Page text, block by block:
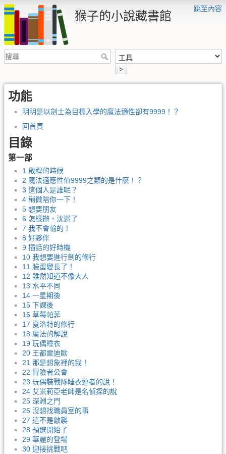
跳至內容
猴子的小說藏書館
>
功能
明明是以劍士為目標入學的魔法適性卻有9999！？
回首頁
目錄
第一部
1 啟程的時候
2 魔法適應性值9999之類的是什麼！？
3 這個人是誰呢？
4 稍微陪你一下！
5 想要朋友
6 怎樣辦，沈迷了
7 我不會輸的！
8 好夥伴
9 插話的好時機
10 我想要進行劍的修行
11 臉蛋變長了！
12 雖然知道不像大人
13 水平不同
14 一星期後
15 下課後
16 草莓帕菲
17 夏洛特的修行
18 魔法的解說
19 玩偶睡衣
20 王都雷迪歐
21 那是想象裡的我！
22 冒險者公會
23 玩偶裝戰隊睡衣連者的說！
24 艾米莉亞老師是名偵探的說
25 深淵之門
26 沒想找職員室的事
27 這不是敵襲
28 預選開始了
29 華麗的登場
30 迎接挑戰吧